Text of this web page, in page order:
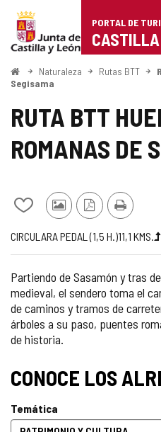
Portal
de
Turismo
de
Castilla
PORTAL DE
InicioNaturaleza Rutas BTT
Segisama
RUTA BTT
ROMANAS DE
Añadir/quitar
mis
cuadernos
Fotos
otros
turistas
VersiónImprimir
Trayecto
CIRCULAR
Medio A PEDAL (1,5 H. )
Longitud 11,1 KMS.
Desnivel
subida
Dificultad
de
ruta
Partiendo de Sasamón y tras
medieval, el sendero toma el
de caminos y tramos de
árboles a su paso, puentes
de historia.
CONOCE LOS
Temática